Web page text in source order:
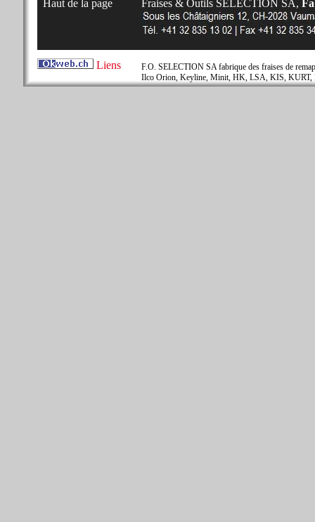
Haut de la page Fraises & Outils SELECTION SA,
Liens
F.O. SELECTION SA fabrique des fraises de
Ilco Orion, Keyline, Minit, HK, LSA, KIS, KURT,